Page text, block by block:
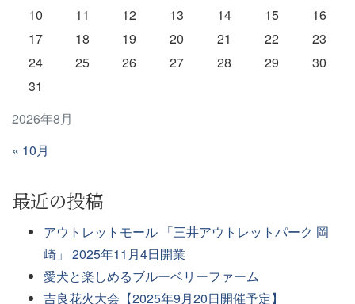
2026年8月
10
11 12 13 14 15
16
17
18 19 20 21 22
23
24
25 26 27 28 29
30
31
« 10月
最近の投稿
アウトレットモール 「三井アウトレットパーク 岡
崎」 2025年11月4日開業
愛犬と楽しめるブルーベリーファーム
吉良花火大会【2025年9月20日開催予定】